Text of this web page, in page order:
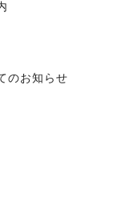
のお知らせ